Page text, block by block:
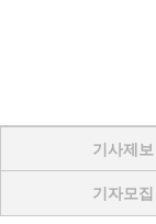
기사제보
기자모집